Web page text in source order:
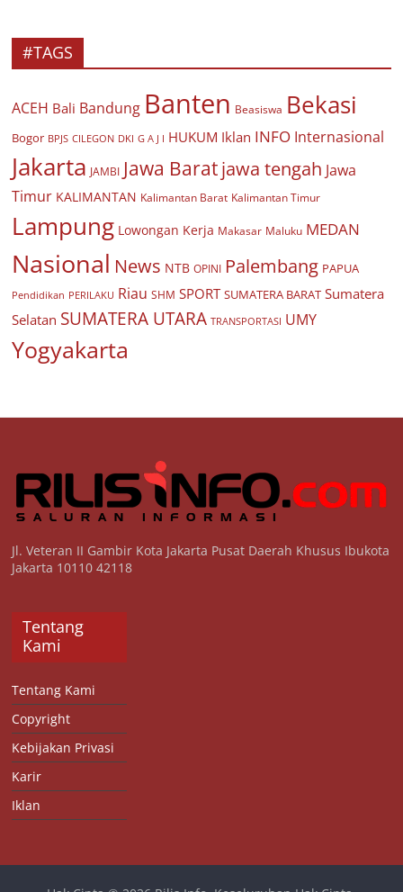
#TAGS
ACEH Bali Bandung Banten Beasiswa Bekasi
Bogor BPJS CILEGON DKI G A J I HUKUM Iklan INFO Internasional
Jakarta JAMBI Jawa Baratjawa tengah Jawa
Timur KALIMANTAN Kalimantan Barat Kalimantan Timur
Lampung Lowongan Kerja Makasar Maluku MEDAN
Nasional News NTB OPINI Palembang PAPUA
Pendidikan PERILAKU Riau SHM SPORT SUMATERA BARAT Sumatera
Selatan SUMATERA UTARA TRANSPORTASI UMY
Yogyakarta
Jl. Veteran II Gambir Kota Jakarta Pusat Daerah Khusus Ibukota
Jakarta 10110 42118
Tentang
Kami
Tentang Kami
Copyright
Kebijakan Privasi
Karir
Iklan